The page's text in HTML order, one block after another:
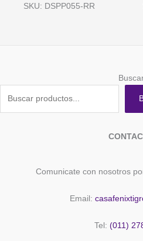
cantidad
SKU: DSPP055-RR
Comunicate con nosotros
Email:
Tel: (011)